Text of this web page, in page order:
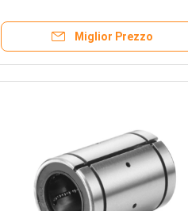
lineare
Miglior Prezzo